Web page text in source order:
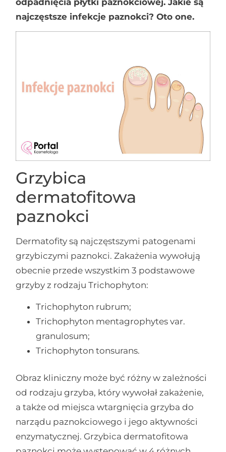
najczęstsze infekcje paznokci? Oto one.
Grzybica
dermatofitowa
paznokci
Dermatofity są najczęstszymi patogenami
grzybiczymi paznokci. Zakażenia wywołują
obecnie przede wszystkim 3 podstawowe
grzyby z rodzaju Trichophyton:
Trichophyton rubrum;
Trichophyton mentagrophytes var.
granulosum;
Trichophyton tonsurans.
Obraz kliniczny może być różny w zależności
od rodzaju grzyba, który wywołał zakażenie,
a także od miejsca wtargnięcia grzyba do
narządu paznokciowego i jego aktywności
enzymatycznej. Grzybica dermatofitowa